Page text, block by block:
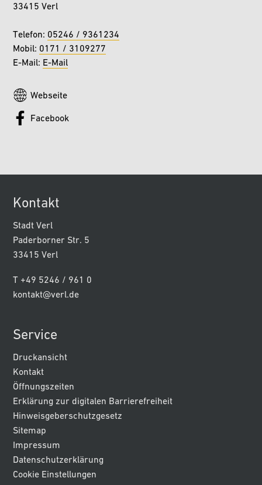
33415 Verl
Telefon: 05246 / 9361234
Mobil: 0171 / 3109277
E-Mail: E-Mail
Webseite
Facebook
Kontakt
Stadt Verl
Paderborner Str. 5
33415 Verl
T +49 5246 / 961 0
kontakt@verl.de
Service
Druckansicht
Kontakt
Öffnungszeiten
Erklärung zur digitalen Barrierefreiheit
Hinweisgeberschutzgesetz
Sitemap
Impressum
Datenschutzerklärung
Cookie Einstellungen